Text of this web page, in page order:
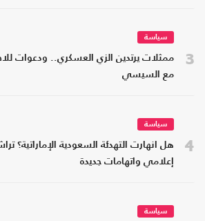
3
سياسة
ممثلات يرتدين الزي العسكري.. ودعوات
مع السيسي
4
سياسة
هل انهارت التهدئة السعودية الإماراتية؟
إعلامي واتهامات جديدة
سياسة